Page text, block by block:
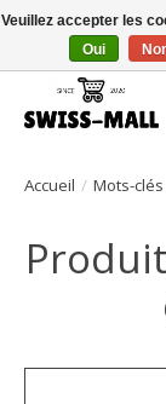
Livraison gratuite
Accueil / Mots-clés
Veuillez accepter les
Oui